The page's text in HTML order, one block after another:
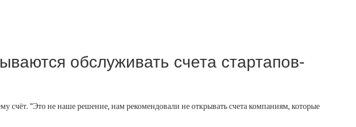
обслуживать счета стартапов-
счёт. “Это не наше решение, нам рекомендовали не открывать счета компаниям, которые